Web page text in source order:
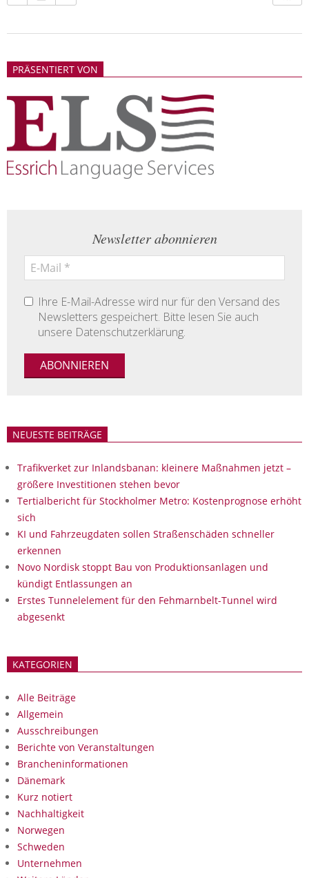
21PRÄSENTIERT VON
Newsletter abonnieren
Ihre E-Mail-Adresse wird nur für den Versand des
Newsletters gespeichert. Bitte lesen Sie auch
unsere Datenschutzerklärung.
NEUESTE BEITRÄGE
Trafikverket zur Inlandsbanan: kleinere Maßnahmen jetzt –
größere Investitionen stehen bevor
Tertialbericht für Stockholmer Metro: Kostenprognose erhöht
sich
KI und Fahrzeugdaten sollen Straßenschäden schneller
erkennen
Novo Nordisk stoppt Bau von Produktionsanlagen und
kündigt Entlassungen an
Erstes Tunnelelement für den Fehmarnbelt-Tunnel wird
abgesenkt
KATEGORIEN
Alle Beiträge
Allgemein
Ausschreibungen
Berichte von Veranstaltungen
Brancheninformationen
Dänemark
Kurz notiert
Nachhaltigkeit
Norwegen
Schweden
Unternehmen